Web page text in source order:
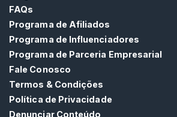
FAQs
Programa de Afiliados
Programa de Influenciadores
Programa de Parceria Empresarial
Fale Conosco
Termos & Condições
Política de Privacidade
Denunciar Conteúdo
D
e
F
l
a
u